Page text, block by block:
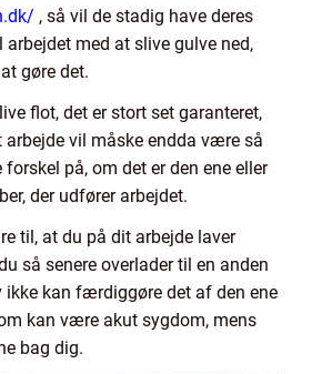
, så vil de stadig have deres
med at slive gulve ned,
gøre det.
flot, det er stort set garanteret,
arbejde vil måske endda være så
på, om det er den ene eller
der udfører arbejdet.
til, at du på dit arbejde laver
så senere overlader til en anden
ikke kan færdiggøre det af den ene
kan være akut sygdom, mens
bag dig.